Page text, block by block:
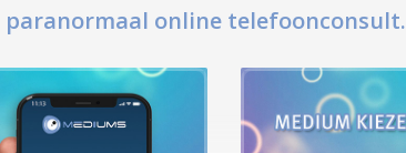
online telefoonconsult.